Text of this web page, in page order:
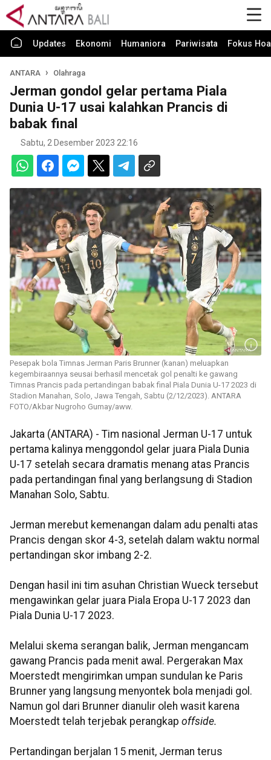
Updates Ekonomi Humaniora Pariwisata Fokus
ANTARA Olahraga
Jerman gondol gelar pertama Piala
Dunia U-17 usai kalahkan Prancis di
babak final
Sabtu, 2 Desember 2023 22:16
Pesepak bola Timnas Jerman Paris Brunner (kanan) meluapkan
kegembiraannya seusai berhasil mencetak gol penalti ke gawang
Timnas Prancis pada pertandingan babak final Piala Dunia U-17 2023 di
Stadion Manahan, Solo, Jawa Tengah, Sabtu (2/12/2023). ANTARA
FOTO/Akbar Nugroho Gumay/aww.
Jakarta (ANTARA) - Tim nasional Jerman U-17 untuk
pertama kalinya menggondol gelar juara Piala Dunia
U-17 setelah secara dramatis menang atas Prancis
pada pertandingan final yang berlangsung di Stadion
Manahan Solo, Sabtu.
Jerman merebut kemenangan dalam adu penalti atas
Prancis dengan skor 4-3, setelah dalam waktu normal
pertandingan skor imbang 2-2.
Dengan hasil ini tim asuhan Christian Wueck tersebut
mengawinkan gelar juara Piala Eropa U-17 2023 dan
Piala Dunia U-17 2023.
Melalui skema serangan balik, Jerman mengancam
gawang Prancis pada menit awal. Pergerakan Max
Moerstedt mengirimkan umpan sundulan ke Paris
Brunner yang langsung menyontek bola menjadi gol.
Namun gol dari Brunner dianulir oleh wasit karena
Moerstedt telah terjebak perangkap offside.
Pertandingan berjalan 15 menit, Jerman terus